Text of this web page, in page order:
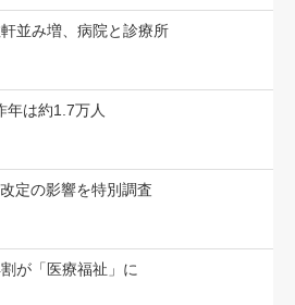
並み増、病院と診療所
年は約1.7万人
定の影響を特別調査
が「医療福祉」に